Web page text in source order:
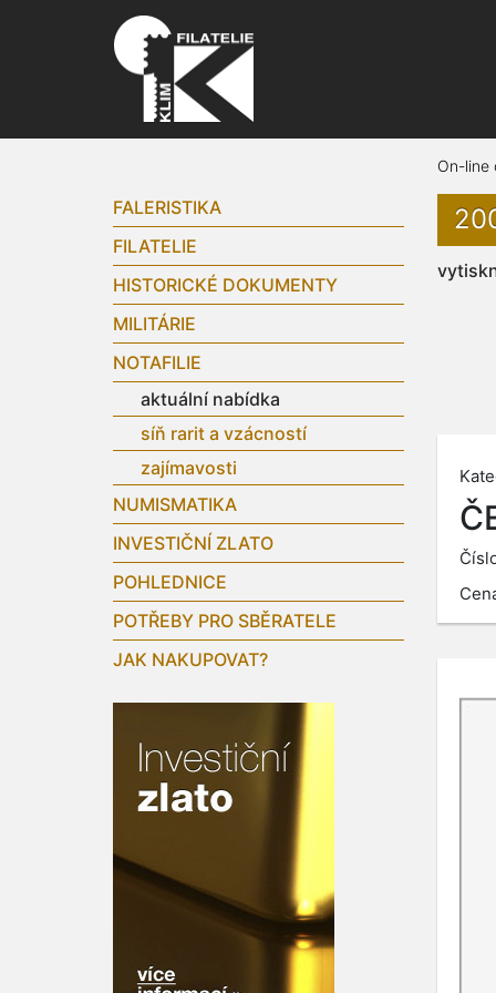
FALERISTIKA
FILATELIE
HISTORICKÉ DOKUMENTY
MILITÁRIE
NOTAFILIE
aktuální nabídka
síň rarit a vzácností
zajímavosti
NUMISMATIKA
INVESTIČNÍ ZLATO
POHLEDNICE
POTŘEBY PRO SBĚRATELE
JAK NAKUPOVAT?
On-line